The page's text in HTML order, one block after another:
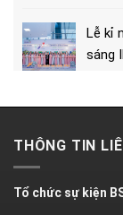
Lễ kỉ
sáng
THÔNG TIN
Tổ chức sự kiện